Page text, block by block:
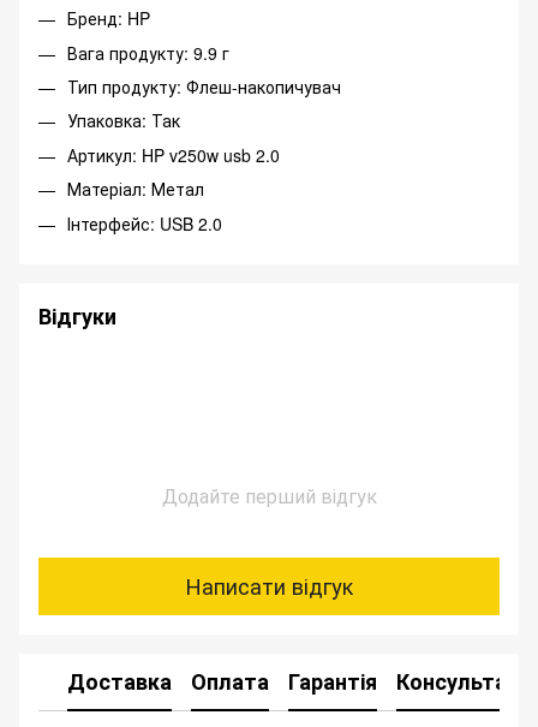
Бренд: HP
Вага продукту: 9.9 г
Тип продукту: Флеш-накопичувач
Упаковка: Так
Артикул: HP v250w usb 2.0
Матеріал: Метал
Інтерфейс: USB 2.0
Відгуки
Додайте перший відгук
Написати відгук
Доставка Оплата Гарантія Консультація